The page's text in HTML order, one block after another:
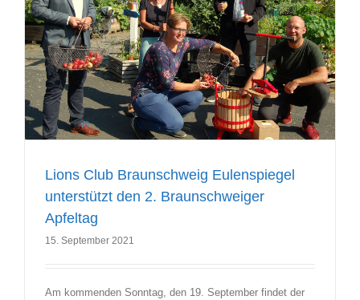
Lions Club Braunschweig Eulenspiegel
unterstützt den 2. Braunschweiger
Apfeltag
15. September 2021
Am kommenden Sonntag, den 19. September findet der